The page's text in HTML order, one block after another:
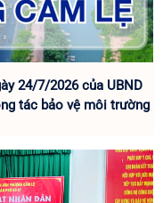
24/7/2026 của UBND
tác bảo vệ môi trường